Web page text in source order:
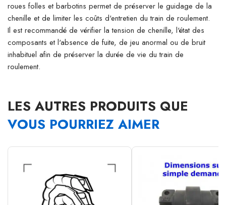
roues folles et barbotins permet de préserver le guidage de la
chenille et de limiter les coûts d'entretien du train de roulement.
Il est recommandé de vérifier la tension de chenille, l'état des
composants et l'absence de fuite, de jeu anormal ou de bruit
inhabituel afin de préserver la durée de vie du train de
roulement.
LES AUTRES PRODUITS QUE
VOUS POURRIEZ AIMER